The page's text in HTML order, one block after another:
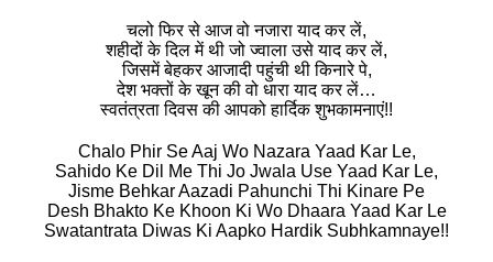
चलो फिर से आज वो नजारा याद कर लें,
शहीदों के दिल में थी जो ज्‍वाला उसे याद कर लें,
जिसमें बेहकर आजादी पहुंची थी किनारे पे,
देश भक्‍तों के खून की वो धारा याद कर लें…
स्‍वतंत्रता दिवस की आपको हार्दिक शुभकामनाएं!!
Chalo Phir Se Aaj Wo Nazara Yaad Kar Le,
Sahido Ke Dil Me Thi Jo Jwala Use Yaad Kar Le,
Jisme Behkar Aazadi Pahunchi Thi Kinare Pe
Desh Bhakto Ke Khoon Ki Wo Dhaara Yaad Kar Le
Swatantrata Diwas Ki Aapko Hardik Subhkamnaye!!